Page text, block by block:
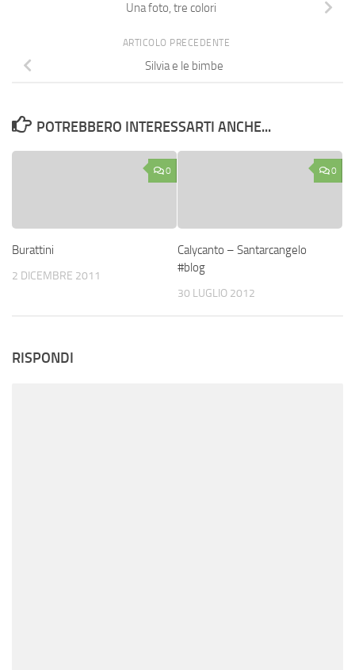
Una foto, tre colori
ARTICOLO PRECEDENTE
Silvia e le bimbe
POTREBBERO INTERESSARTI ANCHE...
0
Burattini
2 DICEMBRE 2011
0
Calycanto – Santarcangelo
#blog
30 LUGLIO 2012
RISPONDI